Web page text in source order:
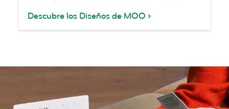
Descubre los Diseños de MOO